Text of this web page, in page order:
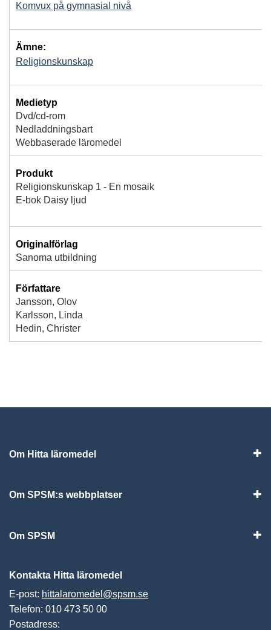
Komvux på gymnasial nivå
Ämne:
Religionskunskap
Medietyp
Dvd/cd-rom
Nedladdningsbart
Webbaserade läromedel
Produkt
Religionskunskap 1 - En mosaik
E-bok Daisy ljud
Originalförlag
Sanoma utbildning
Författare
Jansson, Olov
Karlsson, Linda
Hedin, Christer
Om Hitta läromedel
Om SPSM:s webbplatser
Om SPSM
Kontakta Hitta läromedel
E-post: hittalaromedel@spsm.se
Telefon: 010 473 50 00
Postadress: